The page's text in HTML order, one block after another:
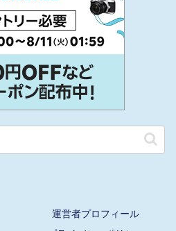
運営者プロフィール